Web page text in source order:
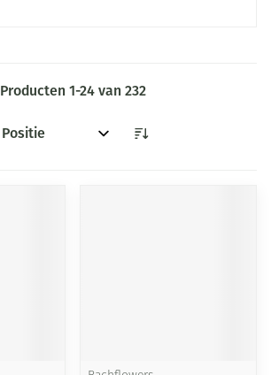
Producten 1-24van 232
Sorteer op: